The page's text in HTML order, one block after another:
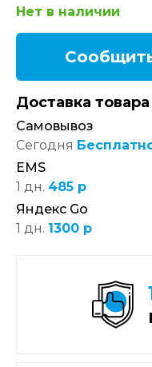
Нет в наличии
Доставка товара
Самовывоз
Сегодня
EMS
1 дн. 485 р
Яндекс Go
1 дн. 1300 р